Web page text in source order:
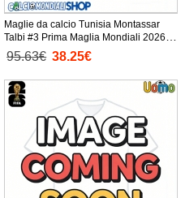
Maglie da calcio Tunisia Montassar
Talbi #3 Prima Maglia Mondiali 2026
Manica Corta
95.63€ 38.25€